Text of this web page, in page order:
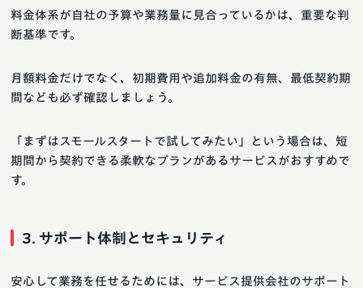
料金体系が自社の予算や業務量に見合っているかは、重要な判
断基準です。
月額料金だけでなく、初期費用や追加料金の有無、最低契約期
間なども必ず確認しましょう。
「まずはスモールスタートで試してみたい」という場合は、短
期間から契約できる柔軟なプランがあるサービスがおすすめで
す。
3. サポート体制とセキュリティ
安心して業務を任せるためには、サービス提供会社のサポート